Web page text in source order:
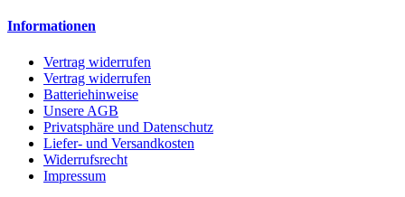
Informationen
Vertrag widerrufen
Vertrag widerrufen
Batteriehinweise
Unsere AGB
Privatsphäre und Datenschutz
Liefer- und Versandkosten
Widerrufsrecht
Impressum